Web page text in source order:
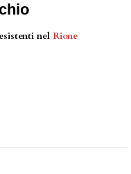
nel Rione